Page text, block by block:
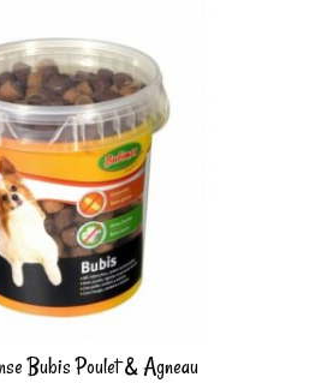
Bubis Poulet & Agneau